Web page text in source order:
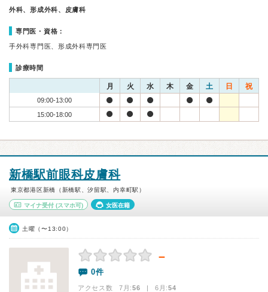
外科、形成外科、皮膚科
専門医・資格：
手外科専門医、形成外科専門医
診療時間
月 火 水 木 金 土 日 祝
09:00-13:00
15:00-18:00
新橋駅前眼科皮膚科
東京都港区新橋（新橋駅、汐留駅、内幸町駅）
マイナ受付 (スマホ可) 女医在籍
土曜（〜13:00）
－
0件
アクセス数 7月:56 | 6月:54